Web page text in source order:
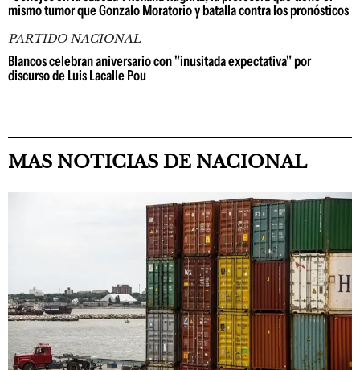
mismo tumor que Gonzalo Moratorio y batalla contra los pronósticos
PARTIDO NACIONAL
Blancos celebran aniversario con "inusitada expectativa" por
discurso de Luis Lacalle Pou
MAS NOTICIAS DE NACIONAL